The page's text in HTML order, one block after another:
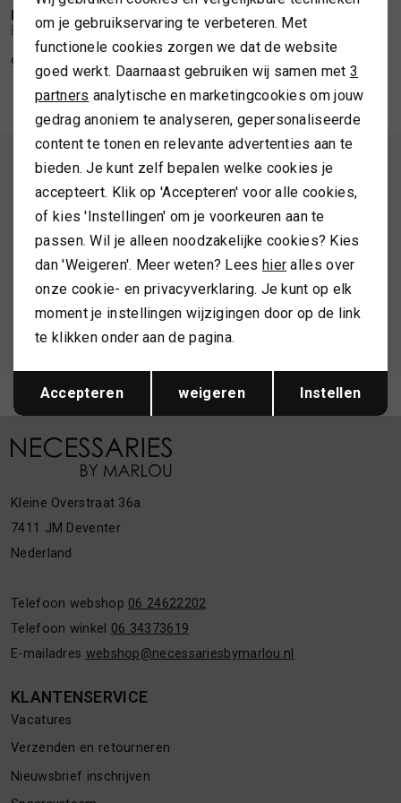
SPORTKLEDING
TASSEN
TOPS EN SHIRTS
TRUIEN
VESTEN
/2
BARBOUR
Barbour Fern shorts
99,99
ALTIJD ALS EERSTE OP DE HOOGTE ZIJN?
Schrijf je in en ontvang 10% korting op je 1e bestelling
AANMELDEN
Hoe we met je data omgaan? Bekijk dit in onze
privacyverklaring.
Meld je aan voor de nieuwsbrief
Kleine Overstraat 36a
7411 JM Deventer
Nederland
Telefoon webshop 06 24622202
Telefoon winkel 06 34373619
E-mailadres webshop@necessariesbymarlou.nl
KLANTENSERVICE
Vacatures
Verzenden en retourneren
Nieuwsbrief inschrijven
Analytische cookies
Marketing cookies
Terug Opslaan
om je gebruikservaring te verbeteren. Met
functionele cookies zorgen we dat de website
goed werkt. Daarnaast gebruiken wij samen met 3
partners analytische en marketingcookies om jouw
gedrag anoniem te analyseren, gepersonaliseerde
content te tonen en relevante advertenties aan te
bieden. Je kunt zelf bepalen welke cookies je
accepteert. Klik op 'Accepteren' voor alle cookies,
of kies 'Instellingen' om je voorkeuren aan te
passen. Wil je alleen noodzakelijke cookies? Kies
dan 'Weigeren'. Meer weten? Lees hier alles over
onze cookie- en privacyverklaring. Je kunt op elk
moment je instellingen wijzigingen door op de link
te klikken onder aan de pagina.
Accepteren weigeren Instellen